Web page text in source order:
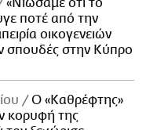
«Νιώσαμε ότι το
ποτέ από την
οικογενειών
σπουδές στην Κύπρο
Ο «Καθρέφτης»
κορυφή της